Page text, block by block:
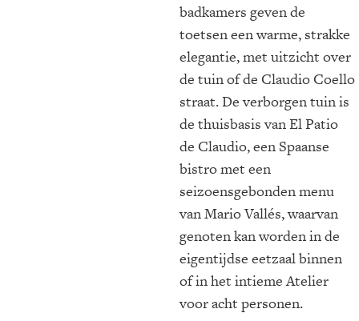
badkamers geven de
toetsen een warme, strakke
elegantie, met uitzicht over
de tuin of de Claudio Coello
straat. De verborgen tuin is
de thuisbasis van El Patio
de Claudio, een Spaanse
bistro met een
seizoensgebonden menu
van Mario Vallés, waarvan
genoten kan worden in de
eigentijdse eetzaal binnen
of in het intieme Atelier
voor acht personen.